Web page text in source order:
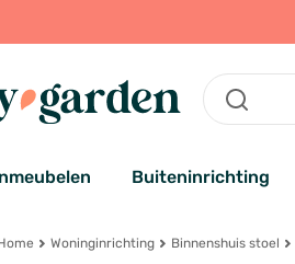
Buiteninrichting
Woninginrichting Binnenshuis stoel